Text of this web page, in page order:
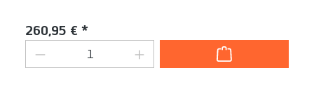
Regulärer Preis:
260,95 € *
Produkt Anzahl: Gib den